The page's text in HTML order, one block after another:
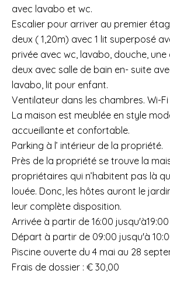
avec lavabo et wc.
Escalier pour arriver au premier
deux ( 1,20m) avec 1 lit superposé
privée avec wc, lavabo, douche,
deux avec salle de bain en- suite
lavabo, lit pour enfant.
Ventilateur dans les chambres. Wi-
La maison est meublée en style
accueillante et confortable.
Parking à l’ intérieur de la propriété.
Près de la propriété se trouve la
propriétaires qui n’habitent pas là
louée. Donc, les hôtes auront le
leur complète disposition.
Arrivée à partir de 16:00 jusqu'à19:00
Départ à partir de 09:00 jusqu'à
Piscine ouverte du 4 mai au 28
Frais de dossier : € 30,00